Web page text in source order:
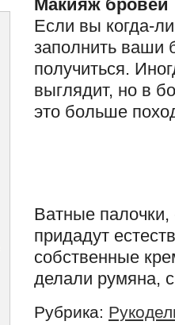
Макияж бровей
Если вы когда-
заполнить ваши
получиться.
выглядит, но в
это больше
Ватные палочки,
придадут
собственные
делали румяна,
Рубрика: